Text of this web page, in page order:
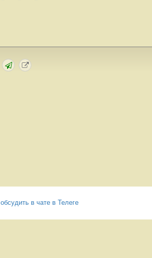
обсудить в чате в Телеге